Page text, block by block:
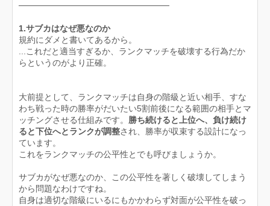
─────────────────────────
1.サブカはなぜ悪なのか
規約にダメと書いてあるから。
...これだと適当すぎるか、ランクマッチを破壊する行為だか
らというのがより正確。
大前提として、ランクマッチは自身の階級と近い相手、すな
わち戦った時の勝率がだいたい5割前後になる範囲の相手とマ
ッチングさせる仕組みです。
勝ち続けると上位へ、負け続け
ると下位へとランクが調整され、勝率が収束する設計になっ
ています。
これをランクマッチの公平性とでも呼びましょうか。
サブカがなぜ悪なのか、この公平性を著しく破壊してしまう
から問題なわけですね。
自身は適切な階級にいるにもかかわらず対面が公平性を破っ